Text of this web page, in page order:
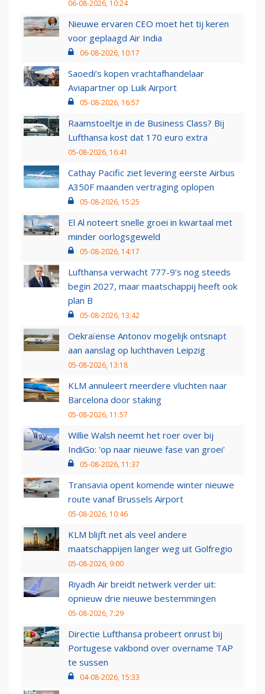
06-08-2026, 10:24
Nieuwe ervaren CEO moet het tij keren
voor geplaagd Air India
06-08-2026, 10:17
Saoedi’s kopen vrachtafhandelaar
Aviapartner op Luik Airport
05-08-2026, 16:57
Raamstoeltje in de Business Class? Bij
Lufthansa kost dat 170 euro extra
05-08-2026, 16:41
Cathay Pacific ziet levering eerste Airbus
A350F maanden vertraging oplopen
05-08-2026, 15:25
El Al noteert snelle groei in kwartaal met
minder oorlogsgeweld
05-08-2026, 14:17
Lufthansa verwacht 777-9’s nog steeds
begin 2027, maar maatschappij heeft ook
plan B
05-08-2026, 13:42
Oekraïense Antonov mogelijk ontsnapt
aan aanslag op luchthaven Leipzig
05-08-2026, 13:18
KLM annuleert meerdere vluchten naar
Barcelona door staking
05-08-2026, 11:57
Willie Walsh neemt het roer over bij
IndiGo: 'op naar nieuwe fase van groei'
05-08-2026, 11:37
Transavia opent komende winter nieuwe
route vanaf Brussels Airport
05-08-2026, 10:46
KLM blijft net als veel andere
maatschappijen langer weg uit Golfregio
05-08-2026, 9:00
Riyadh Air breidt netwerk verder uit:
opnieuw drie nieuwe bestemmingen
05-08-2026, 7:29
Directie Lufthansa probeert onrust bij
Portugese vakbond over overname TAP
te sussen
04-08-2026, 15:33